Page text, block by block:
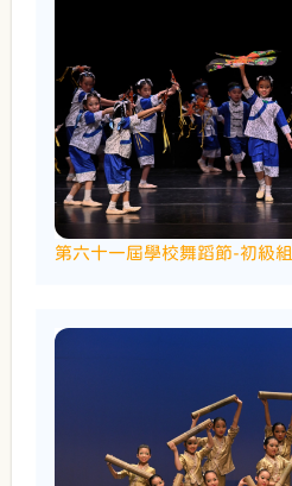
第六十一屆學校舞蹈節-初級組